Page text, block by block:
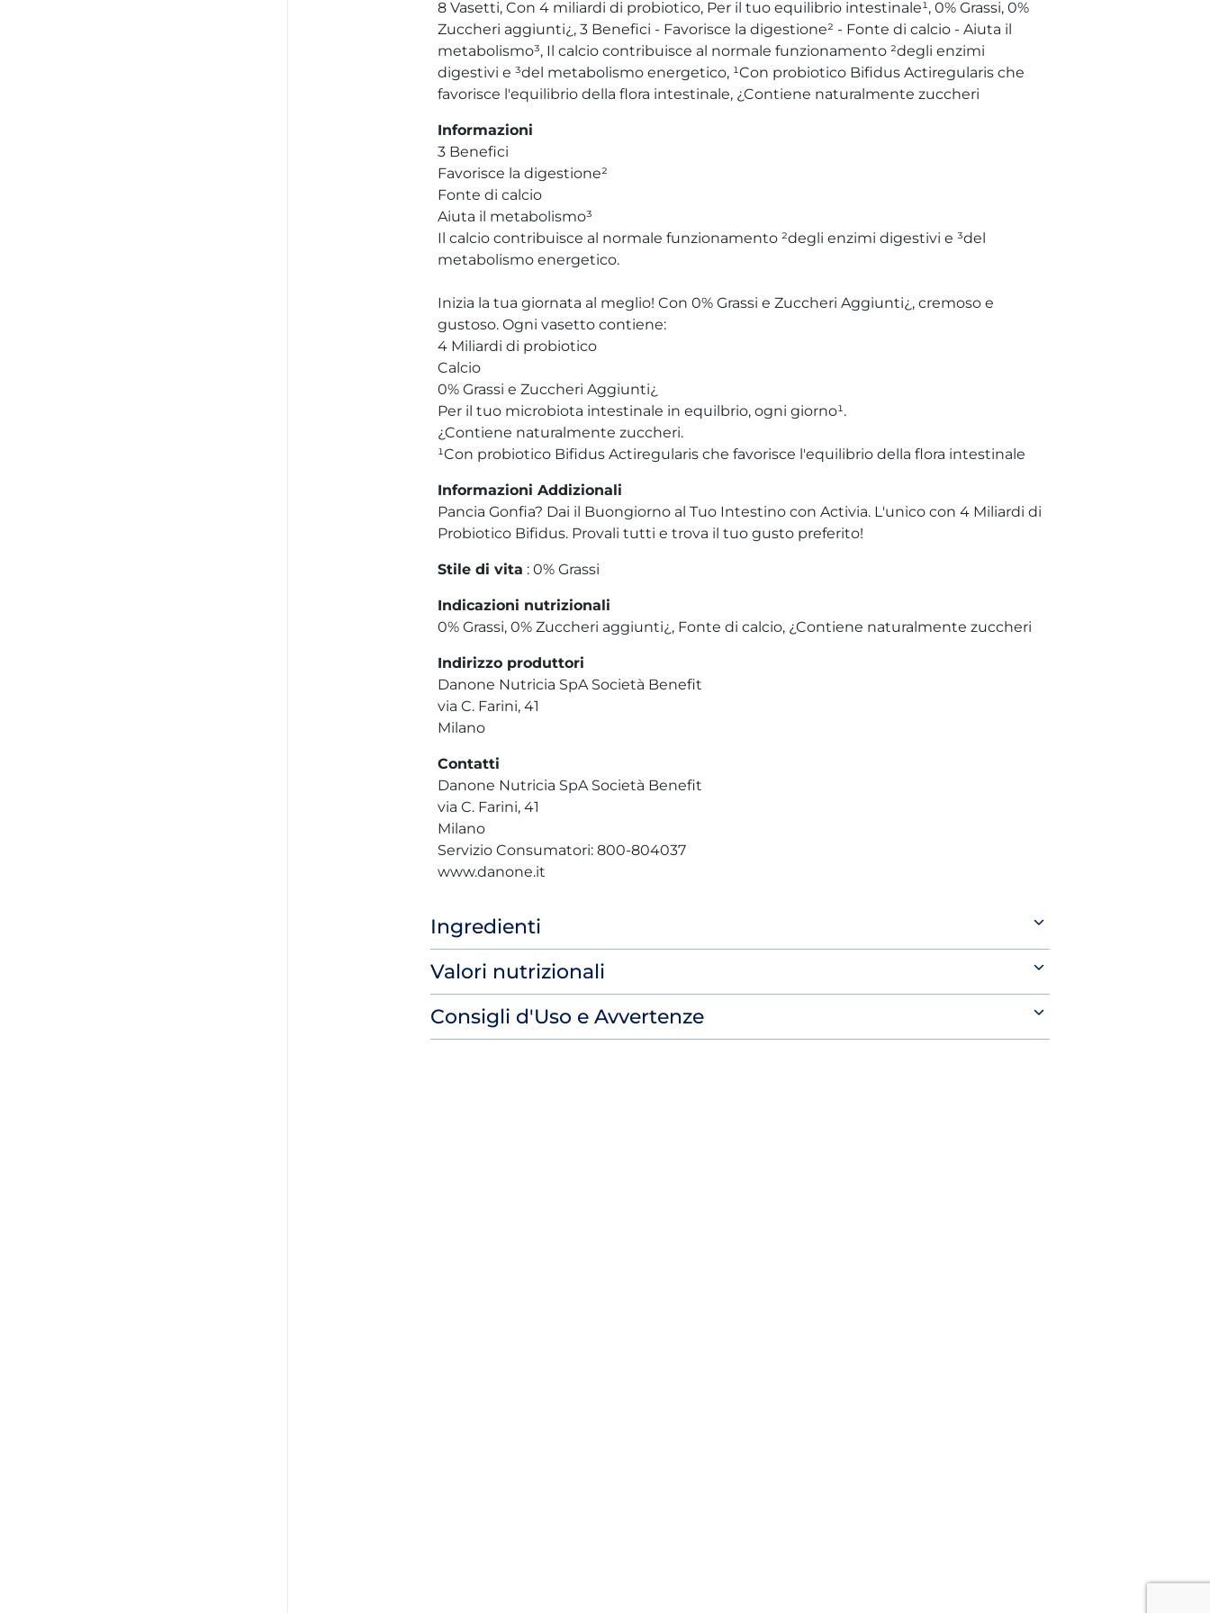
8 Vasetti, Con 4 miliardi di probiotico, Per il tuo equilibrio intestinale¹, 0% Grassi, 0%
Zuccheri aggiunti¿, 3 Benefici - Favorisce la digestione² - Fonte di calcio - Aiuta il
metabolismo³, Il calcio contribuisce al normale funzionamento ²degli enzimi
digestivi e ³del metabolismo energetico, ¹Con probiotico Bifidus Actiregularis che
favorisce l'equilibrio della flora intestinale, ¿Contiene naturalmente zuccheri
Informazioni
3 Benefici
Favorisce la digestione²
Fonte di calcio
Aiuta il metabolismo³
Il calcio contribuisce al normale funzionamento ²degli enzimi digestivi e ³del
metabolismo energetico.
Inizia la tua giornata al meglio! Con 0% Grassi e Zuccheri Aggiunti¿, cremoso e
gustoso. Ogni vasetto contiene:
4 Miliardi di probiotico
Calcio
0% Grassi e Zuccheri Aggiunti¿
Per il tuo microbiota intestinale in equilbrio, ogni giorno¹.
¿Contiene naturalmente zuccheri.
¹Con probiotico Bifidus Actiregularis che favorisce l'equilibrio della flora intestinale
Informazioni Addizionali
Pancia Gonfia? Dai il Buongiorno al Tuo Intestino con Activia. L'unico con 4 Miliardi di
Probiotico Bifidus. Provali tutti e trova il tuo gusto preferito!
Stile di vita : 0% Grassi
Indicazioni nutrizionali
0% Grassi, 0% Zuccheri aggiunti¿, Fonte di calcio, ¿Contiene naturalmente zuccheri
Indirizzo produttori
Danone Nutricia SpA Società Benefit
via C. Farini, 41
Milano
Contatti
Danone Nutricia SpA Società Benefit
via C. Farini, 41
Milano
Servizio Consumatori: 800-804037
www.danone.it
Ingredienti
Valori nutrizionali
Consigli d'Uso e Avvertenze